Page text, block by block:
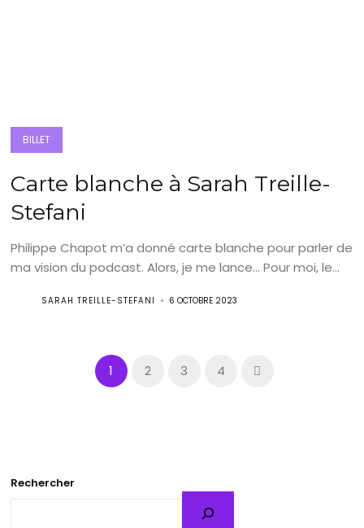
BILLET
Carte blanche à Sarah Treille-
Stefani
Philippe Chapot m’a donné carte blanche pour parler de
ma vision du podcast. Alors, je me lance… Pour moi, le...
SARAH TREILLE-STEFANI 6 OCTOBRE 2023
1 2 3 4
Rechercher